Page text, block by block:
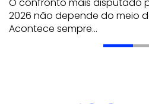
2026 não depende do meio
Acontece sempre…